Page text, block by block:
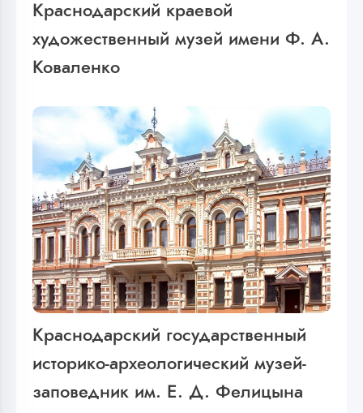
Краснодарский краевой
художественный музей имени Ф. А.
Коваленко
Краснодарский государственный
историко-археологический музей-
заповедник им. Е. Д. Фелицына